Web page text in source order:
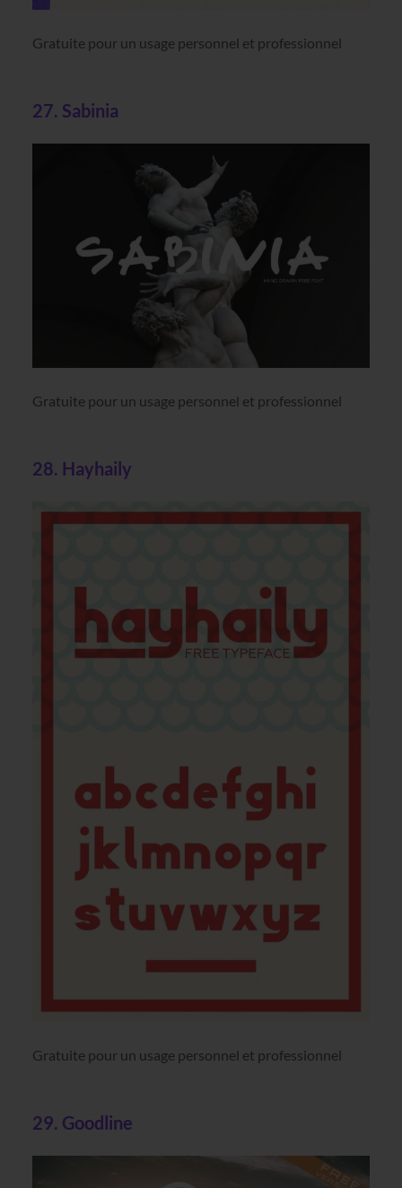
Gratuite pour un usage personnel et professionnel
27. Sabinia
Gratuite pour un usage personnel et professionnel
28. Hayhaily
Gratuite pour un usage personnel et professionnel
29. Goodline